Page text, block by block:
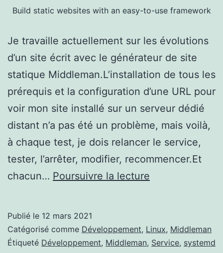
Build static websites with an easy-to-use framework
Je travaille actuellement sur les évolutions
d’un site écrit avec le générateur de site
statique Middleman.L’installation de tous les
prérequis et la configuration d’une URL pour
voir mon site installé sur un serveur dédié
distant n’a pas été un problème, mais voilà,
à chaque test, je dois relancer le service,
tester, l’arrêter, modifier, recommencer.Et
chacun… Poursuivre la lecture
d’un
daemon
Publié le 12 mars 2021
Catégorisé comme Développement, Linux, Middleman
Étiqueté Développement, Middleman, Service, systemd